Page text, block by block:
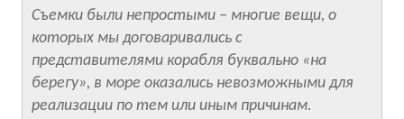
Съемки были непростыми – многие вещи, о
которых мы договаривались с
представителями корабля буквально «на
берегу», в море оказались невозможными для
реализации по тем или иным причинам.